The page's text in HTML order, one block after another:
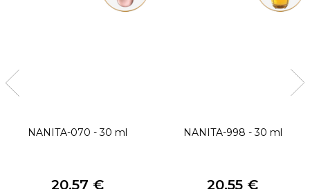
NANITA-070 - 30 ml
20,57 €
NANITA-998 - 30 ml
20,55 €